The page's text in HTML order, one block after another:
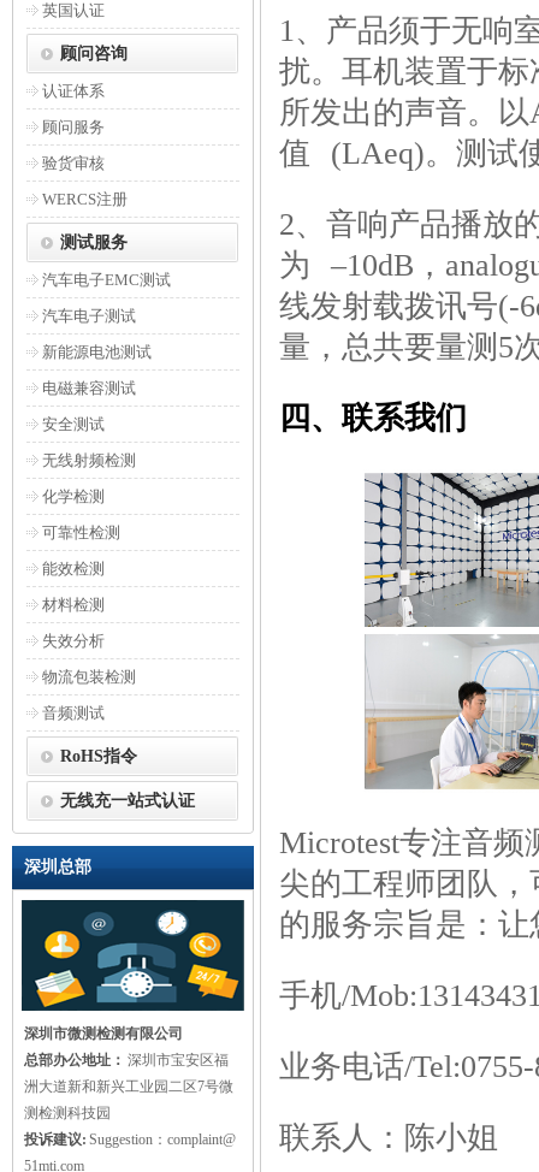
英国认证
顾问咨询
认证体系
顾问服务
验货审核
WERCS注册
测试服务
汽车电子EMC测试
汽车电子测试
新能源电池测试
电磁兼容测试
安全测试
无线射频检测
化学检测
可靠性检测
能效检测
材料检测
失效分析
物流包装检测
音频测试
RoHS指令
无线充一站式认证
深圳总部
深圳市微测检测有限公司
总部办公地址： 深圳市宝安区福
洲大道新和新兴工业园二区7号微
测检测科技园
投诉建议: Suggestion：complaint@
51mti.com
1、产品须于无响
扰。耳机装置于
所发出的声音。
值 (LAeq)。测试
2、音响产品播放
为 –10dB，
线发射载拨讯号(-
量，总共要量测5
四、联系我们
Microtest专注音
尖的工程师团队
的服务宗旨是：
手机/
业务电话/
联系人：陈小姐